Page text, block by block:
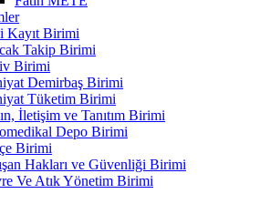
Kayıt Birimi
Takip Birimi
Birimi
Demirbaş Birimi
Tüketim Birimi
İletişim ve Tanıtım Birimi
Depo Birimi
Birimi
Hakları ve Güvenliği Birimi
Ve Atık Yönetim Birimi